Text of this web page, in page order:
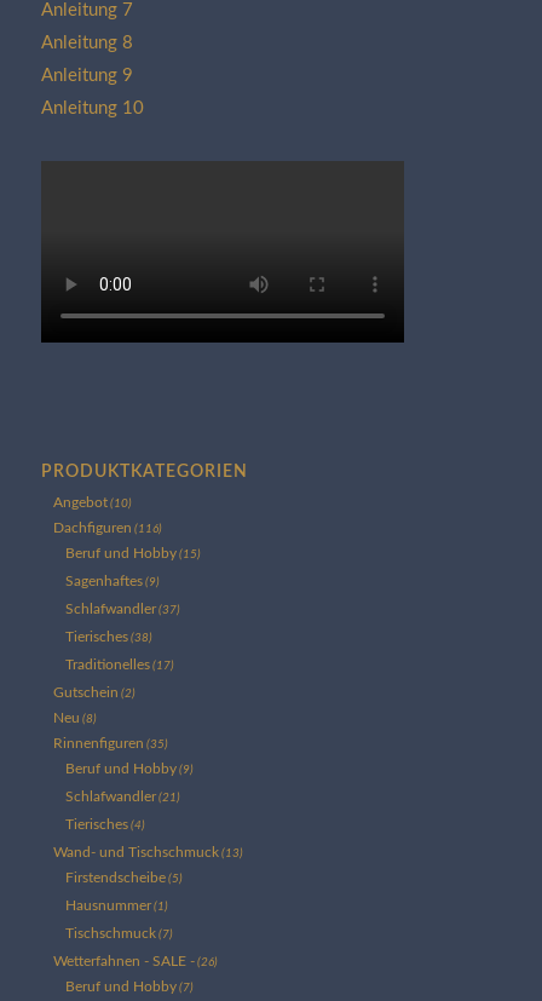
Anleitung 7
Anleitung 8
Anleitung 9
Anleitung 10
PRODUKTKATEGORIEN
Angebot (10)
Dachfiguren (116)
Beruf und Hobby (15)
Sagenhaftes (9)
Schlafwandler (37)
Tierisches (38)
Traditionelles (17)
Gutschein (2)
Neu (8)
Rinnenfiguren (35)
Beruf und Hobby (9)
Schlafwandler (21)
Tierisches (4)
Wand- und Tischschmuck (13)
Firstendscheibe (5)
Hausnummer (1)
Tischschmuck (7)
Wetterfahnen - SALE - (26)
Beruf und Hobby (7)